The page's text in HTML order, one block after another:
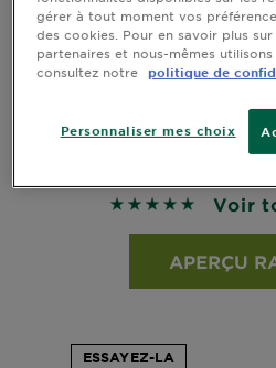
de
l'ingrédient
Garnier x
NotreSHAMPOOING
4.8276 sur 5Voir
APERÇU
ESSAYEZ-LA
gérer à tout moment vos
des cookies. Pour en savoir plus
partenaires et nous-mêmes
consultez notre
politique de
Personnaliser mes choix